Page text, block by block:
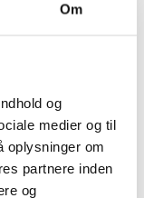
Om
og
medier og til
oplysninger om
partnere inden
og
at komme
når nu op
der
til over-
til de indre
blodet